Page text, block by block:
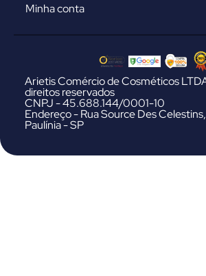
Minha conta
Arietis Comércio de Cosméticos
direitos reservados
CNPJ - 45.688.144/0001-10
Endereço - Rua Source Des
Paulínia - SP